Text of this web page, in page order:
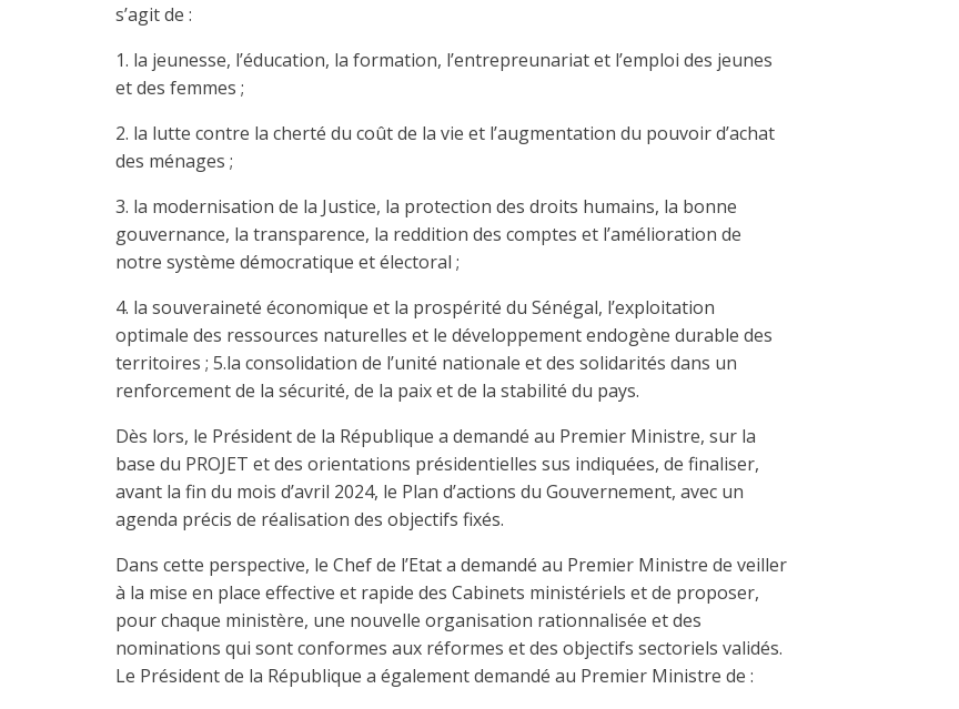
s’agit de :
1. la jeunesse, l’éducation, la formation, l’entrepreunariat et l’emploi des jeunes
et des femmes ;
2. la lutte contre la cherté du coût de la vie et l’augmentation du pouvoir d’achat
des ménages ;
3. la modernisation de la Justice, la protection des droits humains, la bonne
gouvernance, la transparence, la reddition des comptes et l’amélioration de
notre système démocratique et électoral ;
4. la souveraineté économique et la prospérité du Sénégal, l’exploitation
optimale des ressources naturelles et le développement endogène durable des
territoires ; 5.la consolidation de l’unité nationale et des solidarités dans un
renforcement de la sécurité, de la paix et de la stabilité du pays.
Dès lors, le Président de la République a demandé au Premier Ministre, sur la
base du PROJET et des orientations présidentielles sus indiquées, de finaliser,
avant la fin du mois d’avril 2024, le Plan d’actions du Gouvernement, avec un
agenda précis de réalisation des objectifs fixés.
Dans cette perspective, le Chef de l’Etat a demandé au Premier Ministre de veiller
à la mise en place effective et rapide des Cabinets ministériels et de proposer,
pour chaque ministère, une nouvelle organisation rationnalisée et des
nominations qui sont conformes aux réformes et des objectifs sectoriels validés.
Le Président de la République a également demandé au Premier Ministre de :